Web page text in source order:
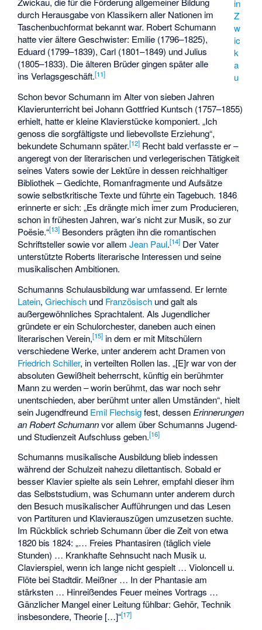
in
Z
w
ic
k
a
u
durch Herausgabe von Klassikern aller Nationen im
Taschenbuchformat bekannt war. Robert Schumann
hatte vier ältere Geschwister: Emilie (1796–1825),
Eduard (1799–1839), Carl (1801–1849) und Julius
(1805–1833). Die älteren Brüder gingen später alle
ins Verlagsgeschäft.[11]
Schon bevor Schumann im Alter von sieben Jahren
Klavierunterricht bei Johann Gottfried Kuntsch (1757–1855)
erhielt, hatte er kleine Klavierstücke komponiert. „Ich
genoss die sorgfältigste und liebevollste Erziehung“,
bekundete Schumann später.[12] Recht bald verfasste er –
angeregt von der literarischen und verlegerischen Tätigkeit
seines Vaters sowie der Lektüre in dessen reichhaltiger
Bibliothek – Gedichte, Romanfragmente und Aufsätze
sowie selbstkritische Texte und führte ein Tagebuch. 1846
erinnerte er sich: „Es drängte mich imer zum Producieren,
schon in frühesten Jahren, war’s nicht zur Musik, so zur
Poësie.“[13] Besonders prägten ihn die romantischen
Schriftsteller sowie vor allemJean Paul.[14] Der Vater
unterstützte Roberts literarische Interessen und seine
musikalischen Ambitionen.
Schumanns Schulausbildung war umfassend. Er lernte
Latein,Griechisch und Französisch und galt als
außergewöhnliches Sprachtalent. Als Jugendlicher
gründete er ein Schulorchester, daneben auch einen
literarischen Verein,[15] in dem er mit Mitschülern
verschiedene Werke, unter anderem acht Dramen von
Friedrich Schiller, in verteilten Rollen las. „[E]r war von der
absoluten Gewißheit beherrscht, künftig ein berühmter
Mann zu werden – worin berühmt, das war noch sehr
unentschieden, aber berühmt unter allen Umständen“, hielt
sein Jugendfreund Emil Flechsigfest, dessen Erinnerungen
an Robert Schumannvor allem über Schumanns Jugend-
und Studienzeit Aufschluss geben.[16]
Schumanns musikalische Ausbildung blieb indessen
während der Schulzeit nahezu dilettantisch. Sobald er
besser Klavier spielte als sein Lehrer, empfahl dieser ihm
das Selbststudium, was Schumann unter anderem durch
den Besuch musikalischer Aufführungen und das Lesen
von Partituren und Klavierauszügen umzusetzen suchte.
Im Rückblick schrieb Schumann über die Zeit von etwa
1820 bis 1824: „… Freies Phantasiren (täglich viele
Stunden) … Krankhafte Sehnsucht nach Musik u.
Clavierspiel, wenn ich lange nicht gespielt … Violoncell u.
Flöte bei Stadtdir. Meißner … In der Phantasie am
stärksten … Hinreißendes Feuer meines Vortrags …
Gänzlicher Mangel einer Leitung fühlbar: Gehör, Technik
insbesondere, Theorie […]“[17]